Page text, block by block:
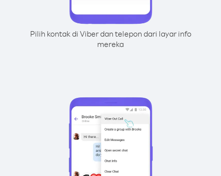
Pilih kontak di Viber dan telepon dari layar info
mereka